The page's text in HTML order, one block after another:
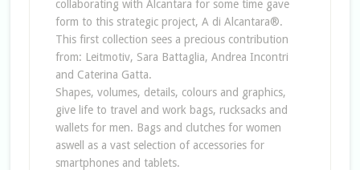
collaborating with Alcantara for some time gave
form to this strategic project, A di Alcantara®.
This first collection sees a precious contribution
from: Leitmotiv, Sara Battaglia, Andrea Incontri
and Caterina Gatta.
Shapes, volumes, details, colours and graphics,
give life to travel and work bags, rucksacks and
wallets for men. Bags and clutches for women
aswell as a vast selection of accessories for
smartphones and tablets.